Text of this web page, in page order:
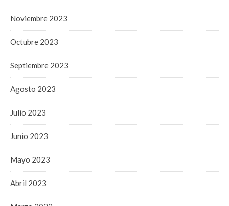
Noviembre 2023
Octubre 2023
Septiembre 2023
Agosto 2023
Julio 2023
Junio 2023
Mayo 2023
Abril 2023